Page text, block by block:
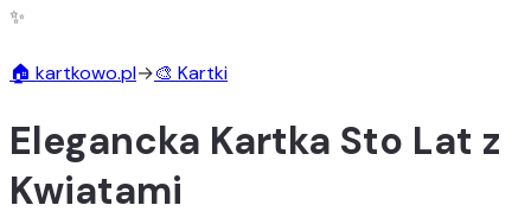
✨
🎨
🏠 kartkowo.pl→🎨 Kartki
Elegancka Kartka Sto Lat z
Kwiatami